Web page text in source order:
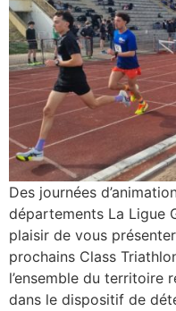
Des journées
départements La Ligue
plaisir de vous
prochains Class
l’ensemble du territoire
dans le dispositif de